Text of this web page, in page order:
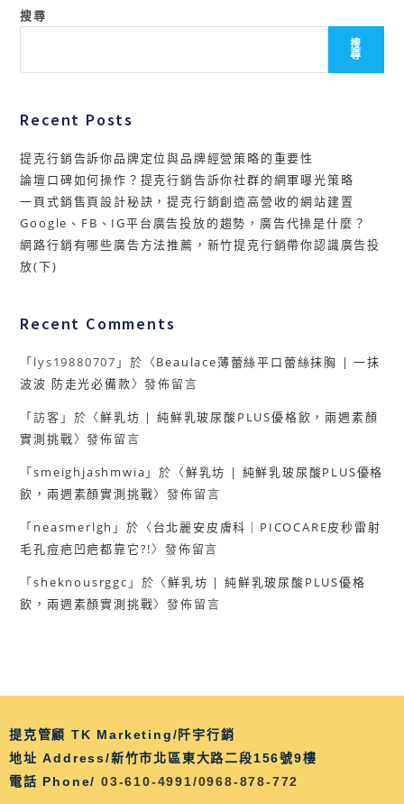
搜尋
搜
尋
Recent Posts
提克行銷告訴你品牌定位與品牌經營策略的重要性
論壇口碑如何操作？提克行銷告訴你社群的網軍曝光策略
一頁式銷售頁設計秘訣，提克行銷創造高營收的網站建置
Google、FB、IG平台廣告投放的趨勢，廣告代操是什麼？
網路行銷有哪些廣告方法推薦，新竹提克行銷帶你認識廣告投
放(下)
Recent Comments
「lys19880707 」於〈Beaulace薄蕾絲平口蕾絲抹胸 | 一抹
波波 防走光必備款〉發佈留言
「訪客 」於〈鮮乳坊 | 純鮮乳玻尿酸PLUS優格飲，兩週素顏
實測挑戰〉發佈留言
「smeighjashmwia 」於〈鮮乳坊 | 純鮮乳玻尿酸PLUS優格
飲，兩週素顏實測挑戰〉發佈留言
「neasmerlgh 」於〈 台北麗安皮膚科｜PICOCARE皮秒雷射
毛孔痘疤凹疤都靠它?!〉發佈留言
「sheknousrggc 」於〈鮮乳坊 | 純鮮乳玻尿酸PLUS優格
飲，兩週素顏實測挑戰〉發佈留言
提克管顧 TK Marketing/阡宇行銷
地址 Address/新竹市北區東大路二段156號9樓
電話 Phone/ 03-610-4991/0968-878-772